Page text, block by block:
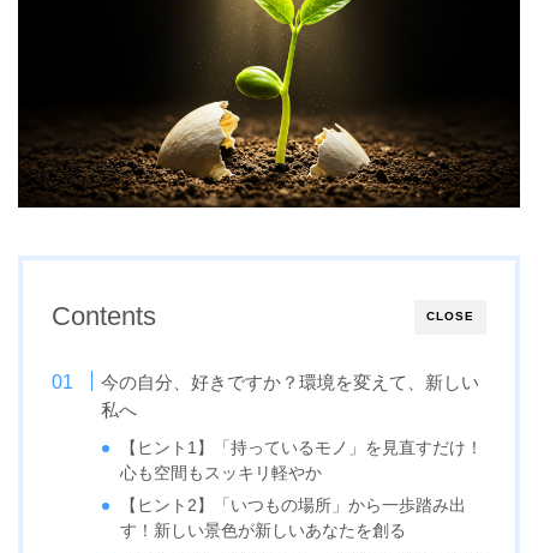
CLOSE
Contents
今の自分、好きですか？環境を変えて、新しい
私へ
【ヒント1】「持っているモノ」を見直すだけ！
心も空間もスッキリ軽やか
【ヒント2】「いつもの場所」から一歩踏み出
す！新しい景色が新しいあなたを創る